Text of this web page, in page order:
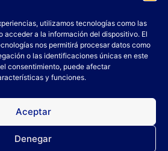
utilizamos tecnologías como las
acceder a la información del dispositivo. El
nos permitirá procesar datos como
o las identificaciones únicas en este
consentimiento, puede afectar
y funciones.
Aceptar
Denegar